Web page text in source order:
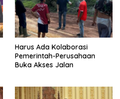
Harus Ada Kolaborasi
Pemerintah-Perusahaan
Buka Akses Jalan